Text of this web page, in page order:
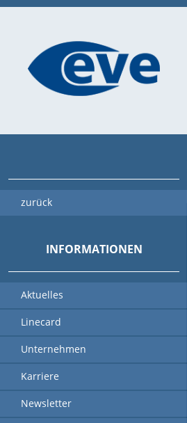
zurück
INFORMATIONEN
Aktuelles
Linecard
Unternehmen
Karriere
Newsletter